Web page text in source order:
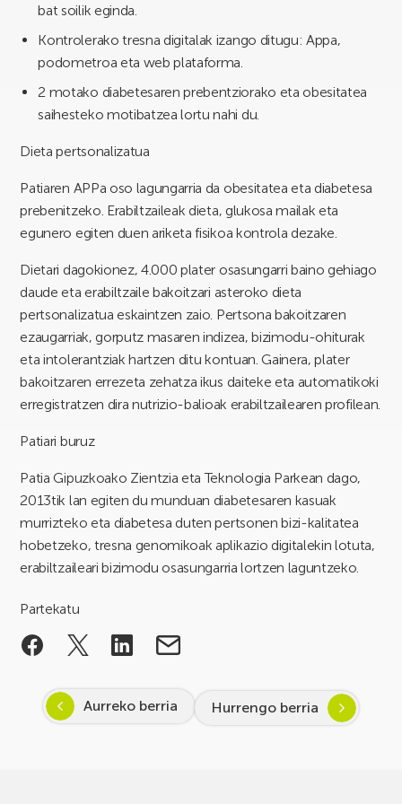
bat soilik eginda.
Kontrolerako tresna digitalak izango ditugu: Appa,
podometroa eta web plataforma.
2 motako diabetesaren prebentziorako eta obesitatea
saihesteko motibatzea lortu nahi du.
Dieta pertsonalizatua
Patiaren APPa oso lagungarria da obesitatea eta diabetesa
prebenitzeko. Erabiltzaileak dieta, glukosa mailak eta
egunero egiten duen ariketa fisikoa kontrola dezake.
Dietari dagokionez, 4.000 plater osasungarri baino gehiago
daude eta erabiltzaile bakoitzari asteroko dieta
pertsonalizatua eskaintzen zaio. Pertsona bakoitzaren
ezaugarriak, gorputz masaren indizea, bizimodu-ohiturak
eta intolerantziak hartzen ditu kontuan. Gainera, plater
bakoitzaren errezeta zehatza ikus daiteke eta automatikoki
erregistratzen dira nutrizio-balioak erabiltzailearen profilean.
Patiari buruz
Patia Gipuzkoako Zientzia eta Teknologia Parkean dago,
2013tik lan egiten du munduan diabetesaren kasuak
murrizteko eta diabetesa duten pertsonen bizi-kalitatea
hobetzeko, tresna genomikoak aplikazio digitalekin lotuta,
erabiltzaileari bizimodu osasungarria lortzen laguntzeko.
Partekatu
Aurreko berria Hurrengo berria